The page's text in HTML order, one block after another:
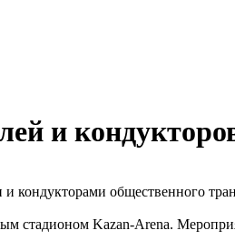
и
кондукторами общественного
стадионом Kazan-Arena.